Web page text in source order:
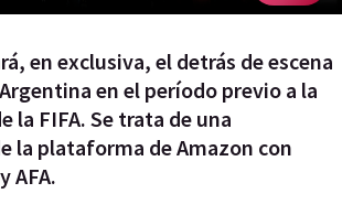
en exclusiva, el detrás de escena
en el período previo a la
la FIFA. Se trata de una
la plataforma de Amazon con
AFA.